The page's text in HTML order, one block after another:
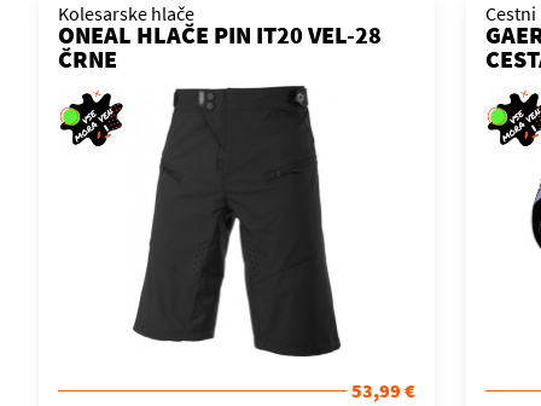
Kolesarske hlače
ONEAL HLAČE PIN IT20 VEL-28
ČRNE
53,99 €